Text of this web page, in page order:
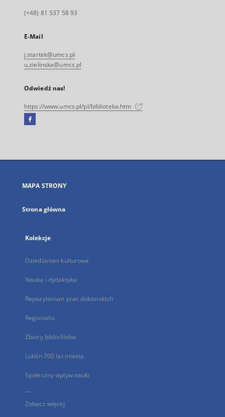
(+48) 81 537 58 93
E-Mail
j.startek@umcs.pl
u.zielinska@umcs.pl
Odwiedź nas!
https://www.umcs.pl/pl/biblioteka.htm
Facebook
się
karcie
MAPA STRONY
Strona główna
Kolekcje
Dziedzictwo kulturowe
Nauka i dydaktyka
Repozytorium prac doktorskich
Regionalia
Zbiory bibliofilskie
Lublin 700 lat miasta
Społeczny wpływ nauki
...
Zobacz więcej